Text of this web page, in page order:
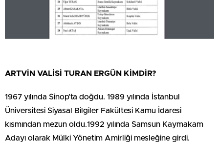
ARTVİN VALİSİ TURAN ERGÜN KİMDİR?
1967 yılında Sinop’ta doğdu. 1989 yılında İstanbul
Üniversitesi Siyasal Bilgiler Fakültesi Kamu İdaresi
kısmından mezun oldu.1992 yılında Samsun Kaymakam
Adayı olarak Mülki Yönetim Amirliği mesleğine girdi.